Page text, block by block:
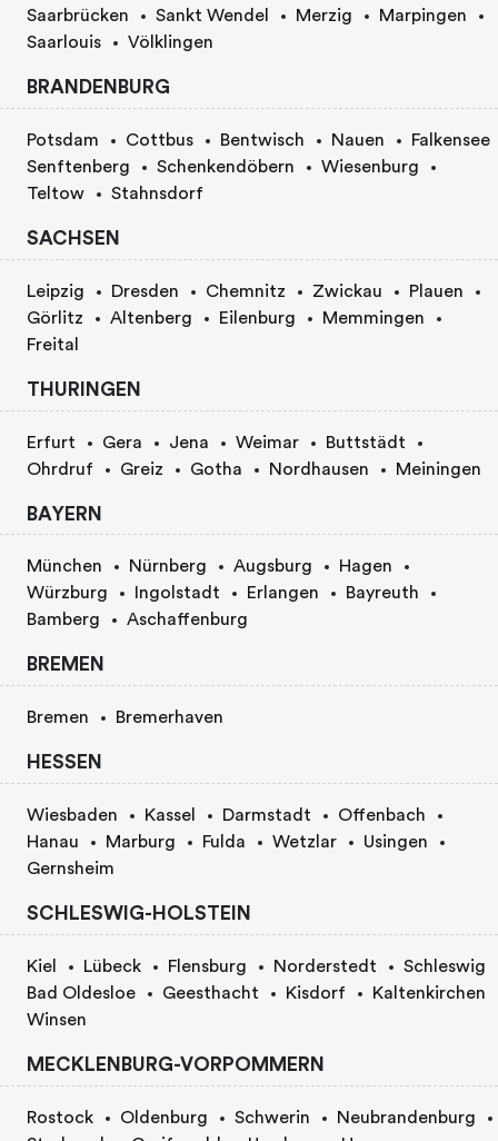
Saarbrücken Sankt Wendel Merzig
Marpingen
Saarlouis
Völklingen
BRANDENBURG
Potsdam Cottbus Bentwisch Nauen
Falkensee
Senftenberg
Schenkendöbern
Wiesenburg
Teltow
Stahnsdorf
SACHSEN
Leipzig Dresden Chemnitz Zwickau
Plauen
Görlitz
Altenberg Eilenburg
Memmingen
Freital
THURINGEN
Erfurt Gera Jena Weimar
Buttstädt
Ohrdruf
Greiz Gotha Nordhausen Meiningen
BAYERN
München Nürnberg Augsburg
Hagen
Würzburg
Ingolstadt Erlangen
Bayreuth
Bamberg
Aschaffenburg
BREMEN
Bremen Bremerhaven
HESSEN
Wiesbaden Kassel Darmstadt
Offenbach
Hanau
Marburg Fulda Wetzlar
Usingen
Gernsheim
SCHLESWIG-HOLSTEIN
Kiel Lübeck Flensburg Norderstedt
Schleswig
Bad Oldesloe
Geesthacht Kisdorf
Kaltenkirchen
Winsen
MECKLENBURG-VORPOMMERN
Rostock Oldenburg Schwerin
Neubrandenburg